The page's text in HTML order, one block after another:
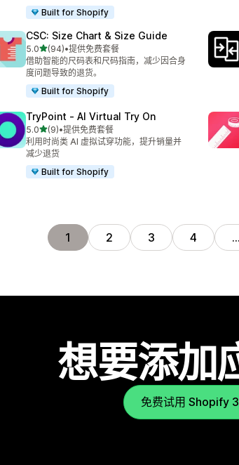
Built for Shopify
CSC: Size Chart & Size Guide
5.0星（满分 5 星）
(94)
总共 94 条评论
•提供免费套餐
借助智能的尺码表和尺码指南，减少因合身
度问题导致的退货。
Built for Shopify
TryPoint ‑ AI Virtual Try On
5.0星（满分 5 星）
(9)
总共 9 条评论
•提供免费套餐
利用时尚类 AI 虚拟试穿功能，提升销量并
减少退货
Built for Shopify
1 2 3 4 …
想要添加
免费试用 Shopify